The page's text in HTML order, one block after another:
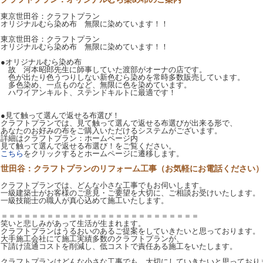
東京世田谷：クラフトプラン
オリジナルむら染め布 無限に染めています！！
東京世田谷：クラフトプラン
オリジナルむら染め布 無限に染めています！！
●オリジナルむら染め布
故 河本昭郎先生に師事していた渡部がオーナの店です。
色が出たり色うつりしない新色むら染めを常時多数販売しています。
多色染め、一点ものなど、無限に色を染めています。
ハワイアンキルト、ステンドキルトに最適です！
●見て触って選んで返せる布選び！
クラフトプランでは、見て触って選んで返せる布選びが出来る形で、
あなたのお好みの布をご購入いただけるシステムがございます。
詳細はクラフトプラン：ホームページ内
見て触って選んで返せる布選び！をご覧ください。
こちら をクリックするとホームページに遷移します。
世田谷：クラフトプランのリフォーム工事（お気軽にお電話ください）
クラフトプランでは、どんな小さな工事でもお伺いします。
一級建築士がお客様のご意見・ご要望を大切に、ご相談お受けいたします。
一級技能士の職人が真心込めて施工いたします。
＝＝＝＝＝＝＝＝＝＝＝＝＝＝＝＝＝＝＝＝＝＝＝＝＝＝
笑いと悲しみがあって生活が生まれます。
クラフトプランはうるおいのあるご提案をしていきたいと思っております。
大手施工会社にて施工実績多数のクラフトプランが、
下請け流通コストを削減し、低コストで責任ある施工をいたします。